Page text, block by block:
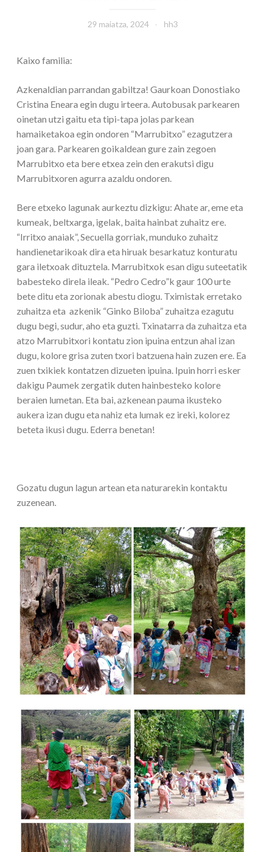
29 maiatza, 2024 hh3
Kaixo familia:
Azkenaldian parrandan gabiltza! Gaurkoan Donostiako
Cristina Eneara egin dugu irteera. Autobusak parkearen
oinetan utzi gaitu eta tipi-tapa jolas parkean
hamaiketakoa egin ondoren “Marrubitxo” ezagutzera
joan gara. Parkearen goikaldean gure zain zegoen
Marrubitxo eta bere etxea zein den erakutsi digu
Marrubitxoren agurra azaldu ondoren.
Bere etxeko lagunak aurkeztu dizkigu: Ahate ar, eme eta
kumeak, beltxarga, igelak, baita hainbat zuhaitz ere.
“Irritxo anaiak”, Secuella gorriak, munduko zuhaitz
handienetarikoak dira eta hiruak besarkatuz konturatu
gara iletxoak dituztela. Marrubitxok esan digu suteetatik
babesteko direla ileak. “Pedro Cedro”k gaur 100 urte
bete ditu eta zorionak abestu diogu. Tximistak erretako
zuhaitza eta azkenik “Ginko Biloba” zuhaitza ezagutu
dugu begi, sudur, aho eta guzti. Txinatarra da zuhaitza eta
atzo Marrubitxori kontatu zion ipuina entzun ahal izan
dugu, kolore grisa zuten txori batzuena hain zuzen ere. Ea
zuen txikiek kontatzen dizueten ipuina. Ipuin horri esker
dakigu Paumek zergatik duten hainbesteko kolore
beraien lumetan. Eta bai, azkenean pauma ikusteko
aukera izan dugu eta nahiz eta lumak ez ireki, kolorez
beteta ikusi dugu. Ederra benetan!
Gozatu dugun lagun artean eta naturarekin kontaktu
zuzenean.